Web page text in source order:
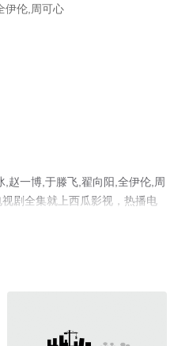
伊伦,周可心
赵一博,于滕飞,翟向阳,全伊伦,周
剧全集就上西瓜影视，热播电